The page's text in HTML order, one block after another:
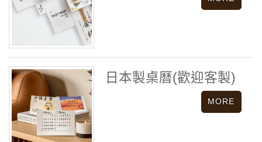
日本製桌曆(歡迎客製)